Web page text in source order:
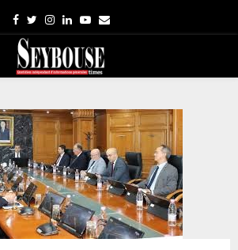
Facebook
TwitterInstagram
LinkedinYoutube
Email